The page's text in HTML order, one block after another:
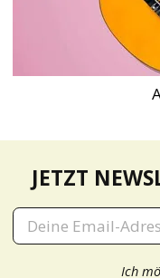
JETZT
Ich